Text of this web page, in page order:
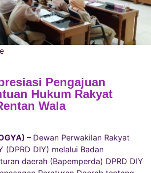
Pengajuan
Hukum Rakyat
Wala
– Dewan Perwakilan Rakyat
(DPRD DIY) melalui Badan
daerah (Bapemperda) DPRD DIY